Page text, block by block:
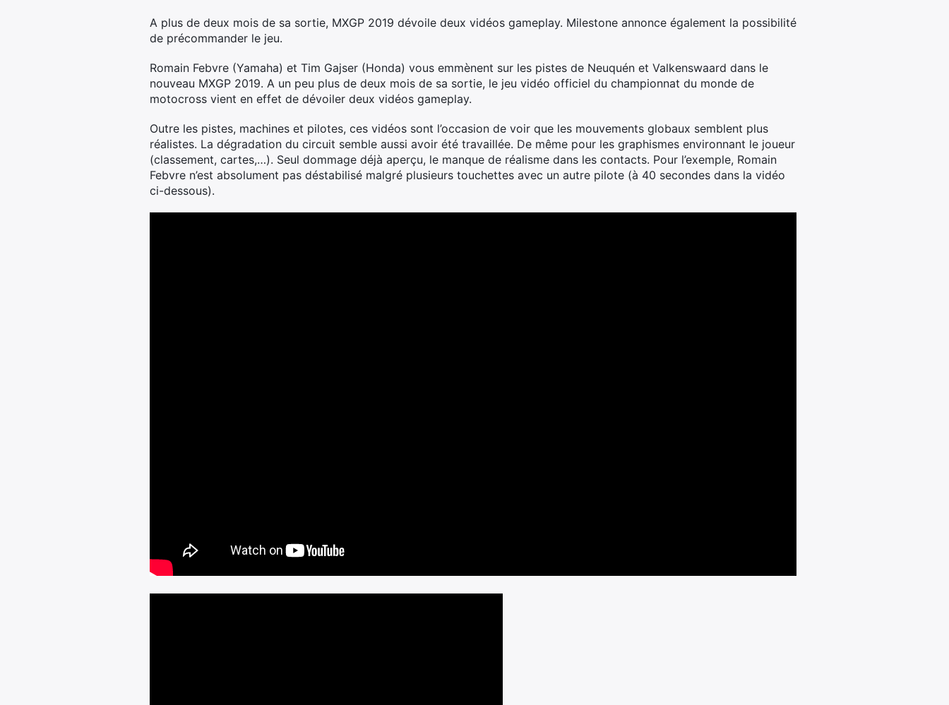
A plus de deux mois de sa sortie, MXGP 2019 dévoile deux vidéos gameplay. Milestone annonce également la possibilité
de précommander le jeu.
Romain Febvre (Yamaha) et Tim Gajser (Honda) vous emmènent sur les pistes de Neuquén et Valkenswaard dans le
nouveau MXGP 2019. A un peu plus de deux mois de sa sortie, le jeu vidéo officiel du championnat du monde de
motocross vient en effet de dévoiler deux vidéos gameplay.
Outre les pistes, machines et pilotes, ces vidéos sont l’occasion de voir que les mouvements globaux semblent plus
réalistes. La dégradation du circuit semble aussi avoir été travaillée. De même pour les graphismes environnant le joueur
(classement, cartes,…). Seul dommage déjà aperçu, le manque de réalisme dans les contacts. Pour l’exemple, Romain
Febvre n’est absolument pas déstabilisé malgré plusieurs touchettes avec un autre pilote (à 40 secondes dans la vidéo
ci-dessous).